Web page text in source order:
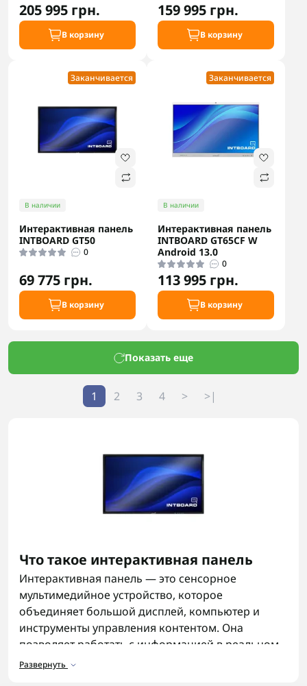
205 995 грн.
В корзину
159 995 грн.
В корзину
Заканчивается
В наличии
Интерактивная панель
INTBOARD GT50
0
69 775 грн.
В корзину
Заканчивается
В наличии
Интерактивная панель
INTBOARD GT65CF W
Android 13.0
0
113 995 грн.
В корзину
Показать еще
1 2 3 4 > >|
Что такое интерактивная панель
Интерактивная панель — это сенсорное
мультимедийное устройство, которое
объединяет большой дисплей, компьютер и
инструменты управления контентом. Она
позволяет работать с информацией в реальном
времени: открывать файлы, запускать
Развернуть